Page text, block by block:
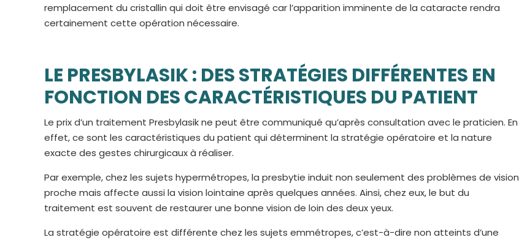
remplacement du cristallin qui doit être envisagé car l’apparition imminente de la cataracte rendra
certainement cette opération nécessaire.
LE PRESBYLASIK : DES STRATÉGIES DIFFÉRENTES EN
FONCTION DES CARACTÉRISTIQUES DU PATIENT
Le prix d’un traitement Presbylasik ne peut être communiqué qu’après consultation avec le praticien. En
effet, ce sont les caractéristiques du patient qui déterminent la stratégie opératoire et la nature
exacte des gestes chirurgicaux à réaliser.
Par exemple, chez les sujets hypermétropes, la presbytie induit non seulement des problèmes de vision
proche mais affecte aussi la vision lointaine après quelques années. Ainsi, chez eux, le but du
traitement est souvent de restaurer une bonne vision de loin des deux yeux.
La stratégie opératoire est différente chez les sujets emmétropes, c’est-à-dire non atteints d’une